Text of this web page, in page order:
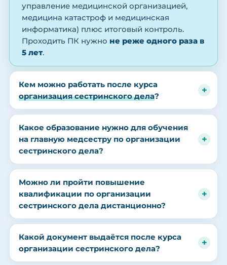
управление медицинской организацией,
медицина катастроф и медицинская
информатика) плюс итоговый контроль.
Проходить ПК нужно не реже одного раза в
5 лет.
Кем можно работать после курса
организация сестринского дела?
Какое образование нужно для обучения
на главную медсестру по организации
сестринского дела?
Можно ли пройти повышение
квалификации по организации
сестринского дела дистанционно?
Какой документ выдаётся после курса
организации сестринского дела?